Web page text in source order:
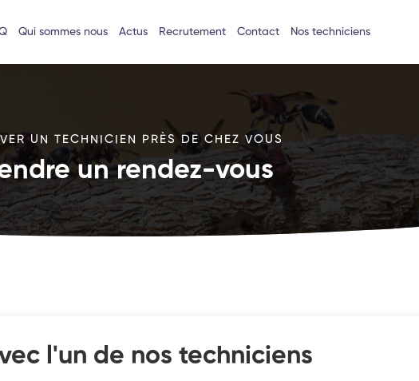
Qui sommes nous Actus Recrutement Contact Nos techniciens
UN TECHNICIEN PRÈS DE CHEZ VOUS
un rendez-vous
l'un de nos techniciens